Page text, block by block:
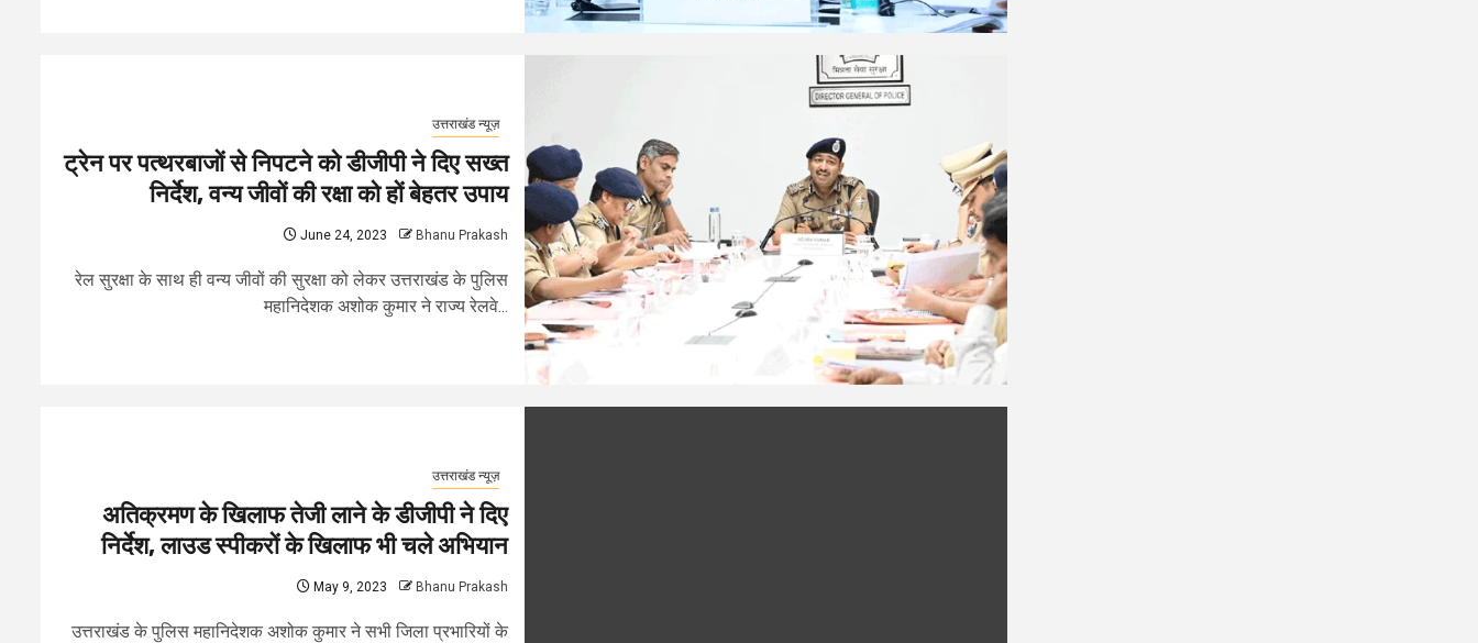
उत्तराखंड न्यूज़
ट्रेन पर पत्थरबाजों से निपटने को डीजीपी ने दिए सख्त
निर्देश, वन्य जीवों की रक्षा को हों बेहतर उपाय
June 24, 2023 Bhanu Prakash
रेल सुरक्षा के साथ ही वन्य जीवों की सुरक्षा को लेकर उत्तराखंड के पुलिस
महानिदेशक अशोक कुमार ने राज्य रेलवे...
उत्तराखंड न्यूज़
अतिक्रमण के खिलाफ तेजी लाने के डीजीपी ने दिए
निर्देश, लाउड स्पीकरों के खिलाफ भी चले अभियान
May 9, 2023 Bhanu Prakash
उत्तराखंड के पुलिस महानिदेशक अशोक कुमार ने सभी जिला प्रभारियों के